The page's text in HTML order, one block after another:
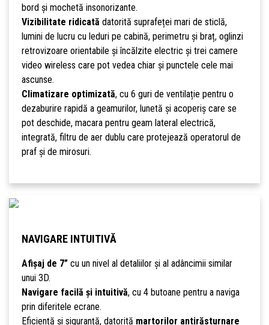
bord și mochetă insonorizante.
Vizibilitate ridicată datorită suprafeței mari de sticlă,
lumini de lucru cu leduri pe cabină, perimetru și braț, oglinzi
retrovizoare orientabile și încălzite electric și trei camere
video wireless care pot vedea chiar și punctele cele mai
ascunse.
Climatizare optimizată, cu 6 guri de ventilație pentru o
dezaburire rapidă a geamurilor, lunetă și acoperiș care se
pot deschide, macara pentru geam lateral electrică,
integrată, filtru de aer dublu care protejează operatorul de
praf și de mirosuri.
NAVIGARE INTUITIVĂ
Afișaj de 7”cu un nivel al detaliilor și al adâncimii similar
unui 3D.
Navigare facilă și intuitivă, cu 4 butoane pentru a naviga
prin diferitele ecrane.
Eficiență și siguranță, datorită martorilor antirăsturnare